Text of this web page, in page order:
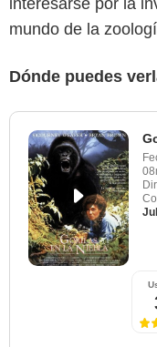
mundo de la
Dónde puedes